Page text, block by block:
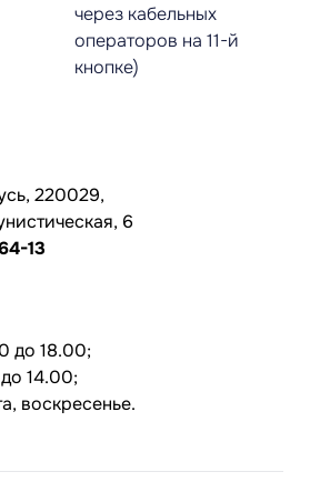
через кабельных
операторов на 11-й
кнопке)
220029,
6
13
до 18.00;
14.00;
воскресенье.